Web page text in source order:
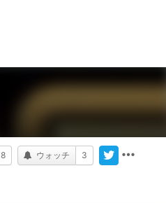
8 ウォッチ 3